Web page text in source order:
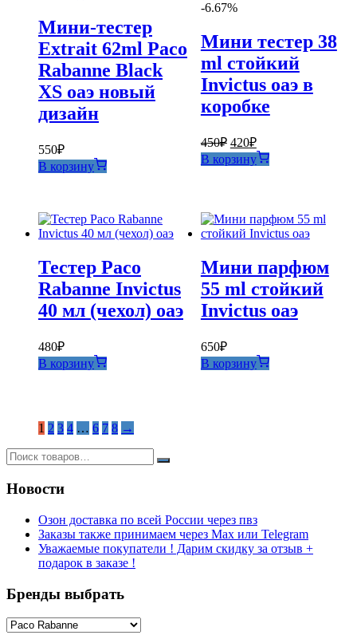
Мини-тестер
Extrait 62ml Paco
Rabanne Black
XS оаэ новый
дизайн
550₽
В корзину
-6.67%
Мини тестер 38
ml стойкий
Invictus оаэ в
коробке
450₽ Первоначальная
цена
составляла
420₽Текущая
цена:
420₽.
В корзину
Тестер Paco
Rabanne Invictus
40 мл (чехол) оаэ
480₽
В корзину
Мини парфюм
55 ml стойкий
Invictus оаэ
650₽
В корзину
1 2 3 4 … 6 7 8 →
Новости
Озон доставка по всей России через пвз
Заказы также принимаем через Max или Telegram
Уважаемые покупатели ! Дарим скидку за отзыв +
подарок в заказе !
Бренды выбрать